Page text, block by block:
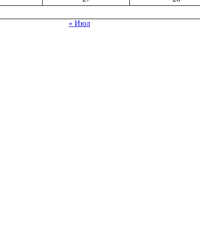
« Июл